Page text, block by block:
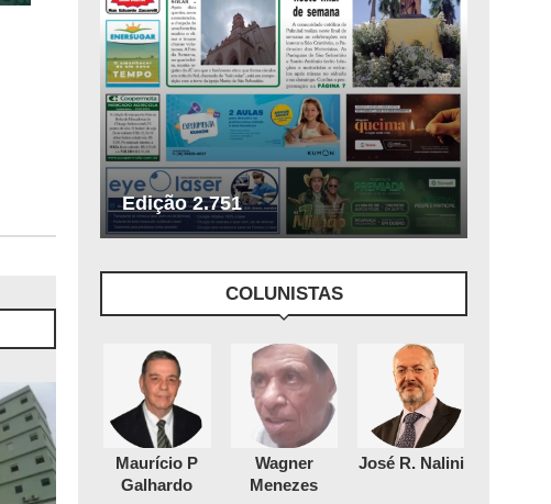
Edição 2.751
COLUNISTAS
Maurício P
Galhardo
Wagner
Menezes
José R. Nalini